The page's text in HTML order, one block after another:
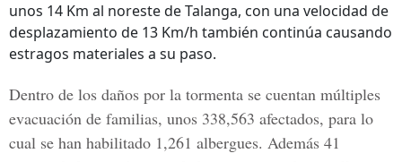
unos 14 Km al noreste de Talanga, con una velocidad de
desplazamiento de 13 Km/h también continúa causando
estragos materiales a su paso.
Dentro de los daños por la tormenta se cuentan múltiples
evacuación de familias, unos 338,563 afectados, para lo
cual se han habilitado 1,261 albergues. Además 41